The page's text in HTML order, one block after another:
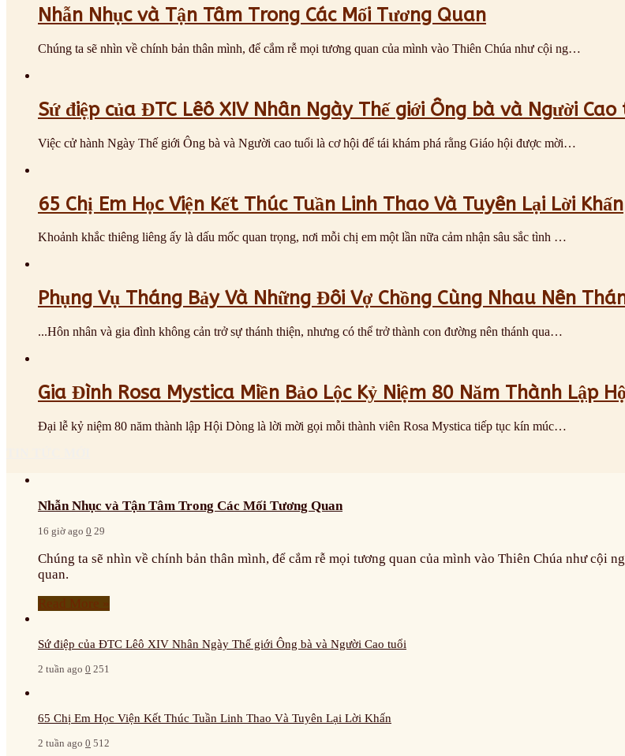
Nhẫn Nhục và Tận Tâm Trong Các Mối Tương Quan
Chúng ta sẽ nhìn về chính bản thân mình, để cắm rễ mọi tương quan của mình vào Thiên Chúa như cội ng…
Sứ điệp của ĐTC Lêô XIV Nhân Ngày Thế giới Ông bà và Người Cao
Việc cử hành Ngày Thế giới Ông bà và Người cao tuổi là cơ hội để tái khám phá rằng Giáo hội được mời…
65 Chị Em Học Viện Kết Thúc Tuần Linh Thao Và Tuyên Lại Lời Khấn
Khoảnh khắc thiêng liêng ấy là dấu mốc quan trọng, nơi mỗi chị em một lần nữa cảm nhận sâu sắc tình …
Phụng Vụ Tháng Bảy Và Những Đôi Vợ Chồng Cùng Nhau Nên
...Hôn nhân và gia đình không cản trở sự thánh thiện, nhưng có thể trở thành con đường nên thánh qua…
Gia Đình Rosa Mystica Miền Bảo Lộc Kỷ Niệm 80 Năm Thành Lập
Đại lễ kỷ niệm 80 năm thành lập Hội Dòng là lời mời gọi mỗi thành viên Rosa Mystica tiếp tục kín múc…
Nhẫn Nhục và Tận Tâm Trong Các Mối Tương Quan
16 giờ ago 0 29
Chúng ta sẽ nhìn về chính bản thân mình, để cắm rễ mọi tương quan của mình vào Thiên Chúa như cội
quan.
Sứ điệp của ĐTC Lêô XIV Nhân Ngày Thế giới Ông bà và Người Cao tuổi
2 tuần ago 0 251
65 Chị Em Học Viện Kết Thúc Tuần Linh Thao Và Tuyên Lại Lời Khấn
2 tuần ago 0 512